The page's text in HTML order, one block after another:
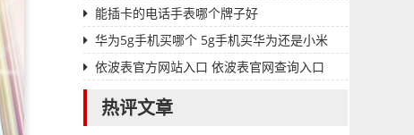
能插卡的电话手表哪个牌子好
华为5g手机买哪个 5g手机买华为还是小米
依波表官方网站入口 依波表官网查询入口
热评文章